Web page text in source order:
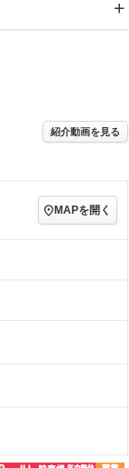
センターデフロック
装備略号／用語解説
キーレス
ローダウン
ベンチシート
紹介動画を見る
MAPを開く